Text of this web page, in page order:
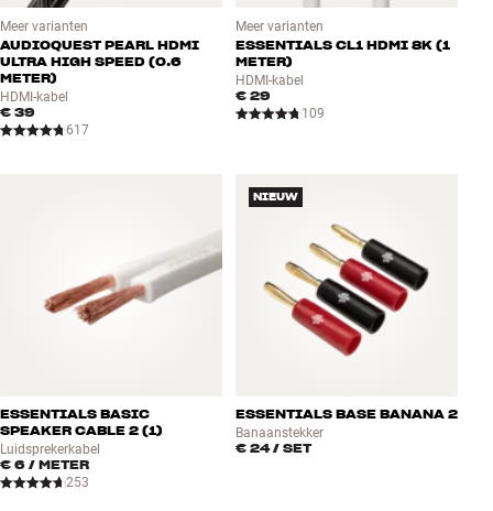
Meer varianten
AUDIOQUEST PEARL HDMI
ULTRA HIGH SPEED (0.6
METER)
HDMI-kabel
€ 39
617
Meer varianten
ESSENTIALS CL1 HDMI 8K (1
METER)
HDMI-kabel
€ 29
109
ESSENTIALS BASIC
SPEAKER CABLE 2 (1)
Luidsprekerkabel
€ 6 / METER
253
NIEUW
ESSENTIALS BASE BANANA 2
Banaanstekker
€ 24/ SET